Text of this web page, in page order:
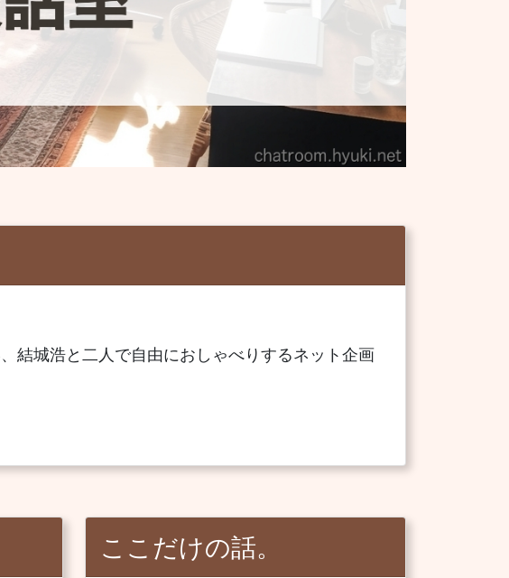
結城浩と二人で自由におしゃべりするネット企画
ここだけの話。